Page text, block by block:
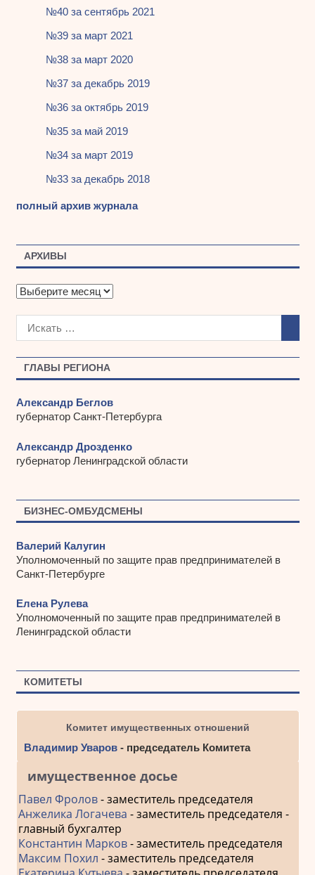
ГЛАВЫ РЕГИОНА
Александр Беглов
губернатор Санкт-Петербурга
Александр Дрозденко
губернатор Ленинградской области
БИЗНЕС-ОМБУДСМЕНЫ
Валерий Калугин
Уполномоченный по защите прав предпринимателей в
Санкт-Петербурге
Елена Рулева
Уполномоченный по защите прав предпринимателей в
Ленинградской области
КОМИТЕТЫ
Комитет имущественных отношений
Владимир Уваров- председатель Комитета
имущественное досье
Павел Фролов- заместитель председателя
Анжелика Логачева - заместитель председателя -
главный бухгалтер
Константин Марков- заместитель председателя
Максим Похил - заместитель председателя
№40 за сентябрь 2021
№39 за март 2021
№38 за март 2020
№37 за декабрь 2019
№36 за октябрь 2019
№35 за май 2019
№34 за март 2019
№33 за декабрь 2018
полный архив журнала
АРХИВЫ
А
х
ы